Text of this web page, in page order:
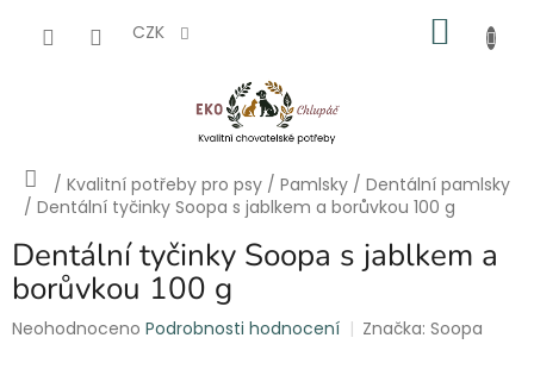
CZK
Domů
/ Kvalitní potřeby pro psy / Pamlsky / Dentální pamlsky
/ Dentální tyčinky Soopa s jablkem a borůvkou 100 g
Dentální tyčinky Soopa s jablkem a
borůvkou 100 g
Průměrné
Neohodnoceno Podrobnosti hodnocení Značka:Soopa